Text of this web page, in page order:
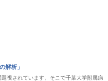
解析」
視されています。そこで千葉大学附属病